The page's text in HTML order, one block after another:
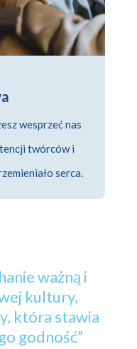
wesprzeć nas
twórców i
serca.
ważną i
kultury,
która stawia
godność”